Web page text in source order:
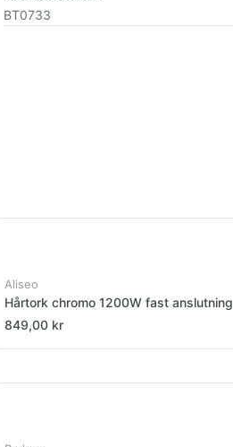
BT0733
Aliseo
Hårtork chromo 1200W fast anslutning
849,00 kr